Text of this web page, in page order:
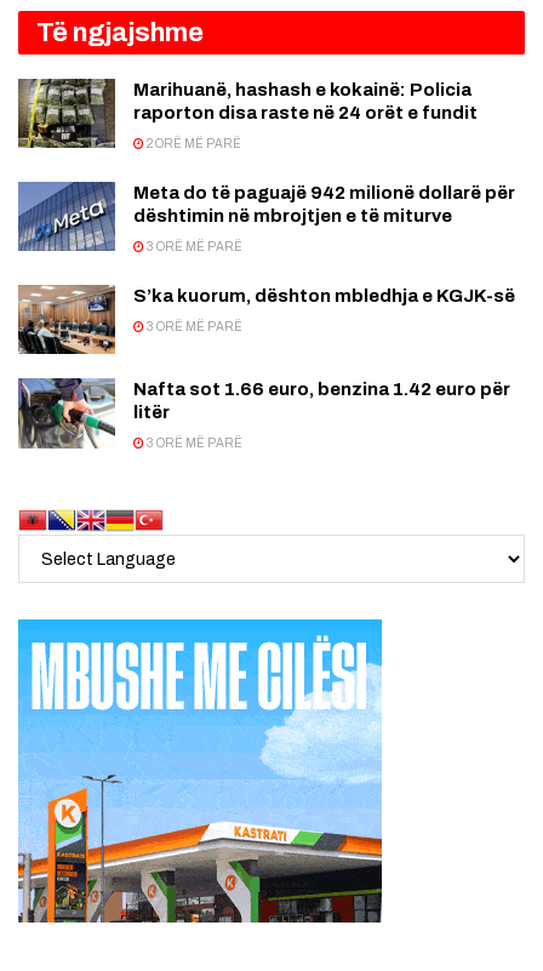
Të ngjajshme
Marihuanë, hashash e kokainë: Policia
raporton disa raste në 24 orët e fundit
2 ORË MË PARË
Meta do të paguajë 942 milionë dollarë për
dështimin në mbrojtjen e të miturve
3 ORË MË PARË
S’ka kuorum, dështon mbledhja e KGJK-së
3 ORË MË PARË
Nafta sot 1.66 euro, benzina 1.42 euro për
litër
3 ORË MË PARË